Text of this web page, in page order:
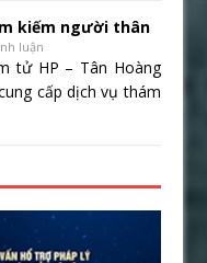
kiếm người thân
luận
tử HP – Tân Hoàng
cấp dịch vụ thám